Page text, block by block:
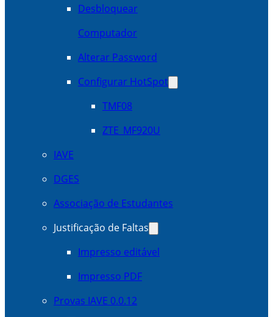
Desbloquear
Computador
Alterar Password
Configurar HotSpot
TMF08
ZTE_MF920U
IAVE
DGES
Associação de Estudantes
Justificação de Faltas
Impresso editável
Impresso PDF
Provas IAVE 0.0.12